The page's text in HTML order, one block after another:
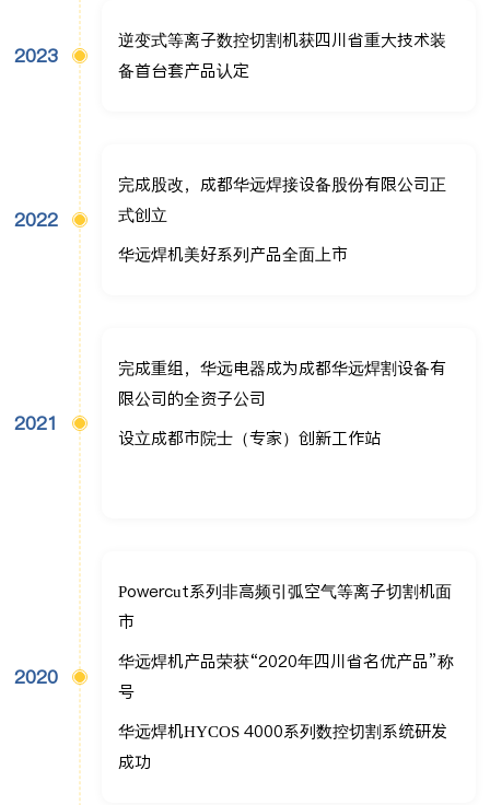
2023
逆变式等离子数控切割机获四川省重大技术装
备首台套产品认定
2022
完成股改，成都华远焊接设备股份有限公司正
式创立
华远焊机美好系列产品全面上市
2021
完成重组，华远电器成为成都华远焊割设备有
限公司的全资子公司
设立成都市院士（专家）创新工作站
2020
Powercut系列非高频引弧空气等离子切割机面
市
华远焊机产品荣获“2020年四川省名优产品”称
号
华远焊机HYCOS 4000系列数控切割系统研发
成功